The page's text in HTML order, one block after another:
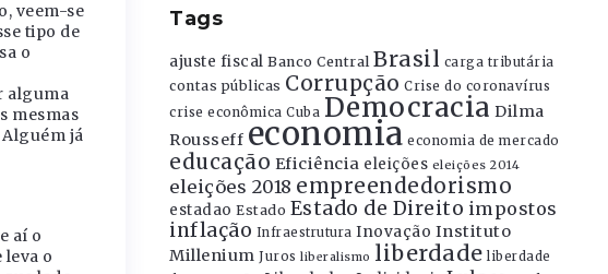
veem-se
tipo de
o
alguma
mesmas
já
aí o
o
Tags
ajuste fiscal Banco Central Brasil carga tributária
contas públicas Corrupção Crise do coronavírus
crise econômica Cuba Democracia Dilma
Rousseff economia economia de mercado
educação Eficiência eleições eleições 2014
eleições 2018 empreendedorismo
estadao Estado Estado de Direito impostos
inflação Infraestrutura Inovação Instituto
Millenium Juros liberalismo liberdade liberdade